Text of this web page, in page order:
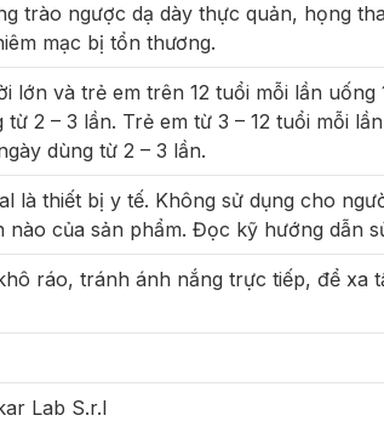
trào ngược dạ dày thực quản, họng
mạc bị tổn thương.
lớn và trẻ em trên 12 tuổi mỗi lần uống
từ 2 – 3 lần. Trẻ em từ 3 – 12 tuổi mỗi
dùng từ 2 – 3 lần.
là thiết bị y tế. Không sử dụng cho
nào của sản phẩm. Đọc kỹ hướng dẫn
ráo, tránh ánh nắng trực tiếp, để xa
Lab S.r.l